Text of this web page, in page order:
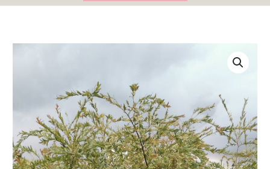
kombinezonas